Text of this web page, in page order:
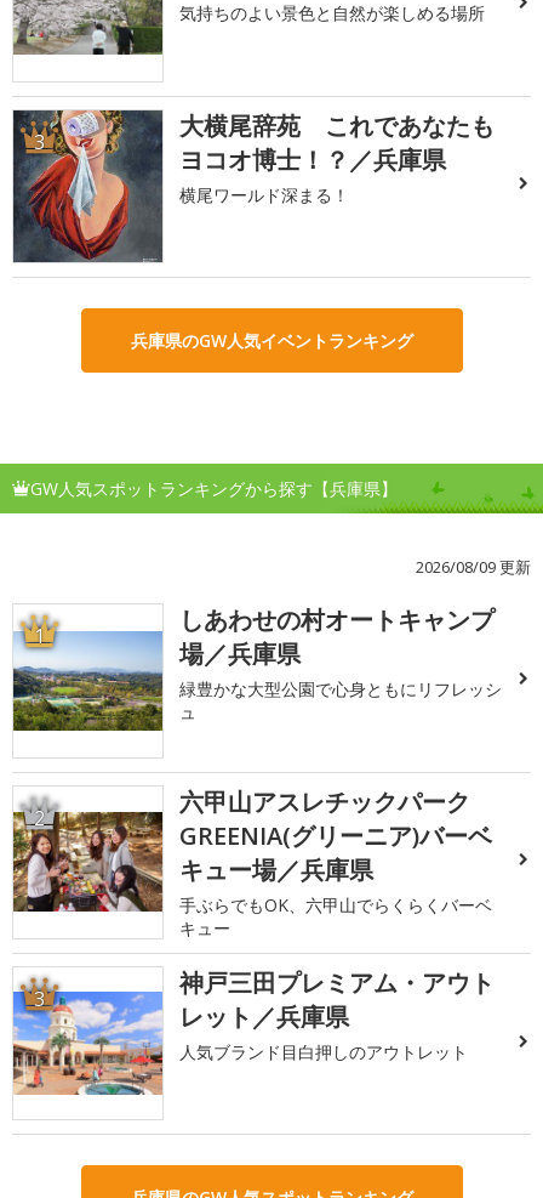
気持ちのよい景色と自然が楽しめる場所
3
大横尾辞苑 これであなたも
ヨコオ博士！？／兵庫県
横尾ワールド深まる！
兵庫県のGW人気イベントランキング
GW人気スポットランキングから探す【兵庫県】
2026/08/09 更新
1
しあわせの村オートキャンプ
場／兵庫県
緑豊かな大型公園で心身ともにリフレッシ
ュ
2
六甲山アスレチックパーク
GREENIA(グリーニア)バーベ
キュー場／兵庫県
手ぶらでもOK、六甲山でらくらくバーベ
キュー
3
神戸三田プレミアム・アウト
レット／兵庫県
人気ブランド目白押しのアウトレット